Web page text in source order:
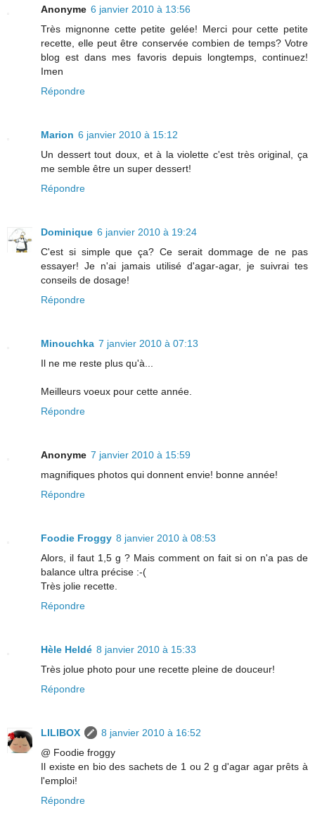
Anonyme 6 janvier 2010 à 13:56
Très mignonne cette petite gelée! Merci pour cette petite
recette, elle peut être conservée combien de temps? Votre
blog est dans mes favoris depuis longtemps, continuez!
Imen
Répondre
Marion 6 janvier 2010 à 15:12
Un dessert tout doux, et à la violette c'est très original, ça
me semble être un super dessert!
Répondre
Dominique 6 janvier 2010 à 19:24
C'est si simple que ça? Ce serait dommage de ne pas
essayer! Je n'ai jamais utilisé d'agar-agar, je suivrai tes
conseils de dosage!
Répondre
Minouchka 7 janvier 2010 à 07:13
Il ne me reste plus qu'à...
Meilleurs voeux pour cette année.
Répondre
Anonyme 7 janvier 2010 à 15:59
magnifiques photos qui donnent envie! bonne année!
Répondre
Foodie Froggy 8 janvier 2010 à 08:53
Alors, il faut 1,5 g ? Mais comment on fait si on n'a pas de
balance ultra précise :-(
Très jolie recette.
Répondre
Hèle Heldé 8 janvier 2010 à 15:33
Très jolue photo pour une recette pleine de douceur!
Répondre
LILIBOX
8 janvier 2010 à 16:52
@ Foodie froggy
Il existe en bio des sachets de 1 ou 2 g d'agar agar prêts à
l'emploi!
Répondre